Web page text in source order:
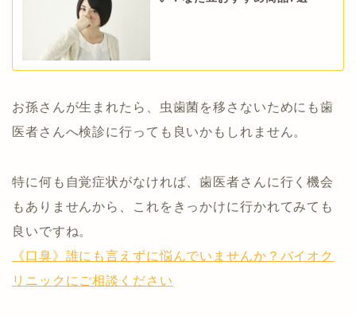
お孫さんが生まれたら、虫歯菌を移さないためにも歯
医者さんへ検診に行っても良いかもしれません。
特に何も自覚症状がなければ、歯医者さんに行く機会
もありませんから、これをきっかけに行かれてみても
良いですね。
《口臭》誰にも言えずに悩んでいませんか？バイオク
リニックにご相談ください